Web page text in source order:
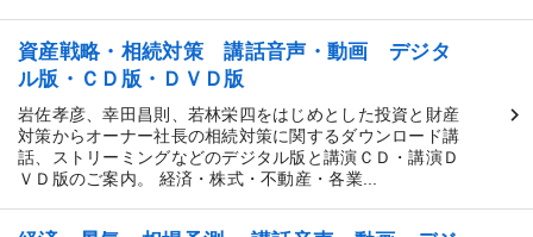
資産戦略・相続対策 講話音声・動画 デジタ
ル版・ＣＤ版・ＤＶＤ版
岩佐孝彦、幸田昌則、若林栄四をはじめとした投資と財産
対策からオーナー社長の相続対策に関するダウンロード講
話、ストリーミングなどのデジタル版と講演ＣＤ・講演Ｄ
ＶＤ版のご案内。 経済・株式・不動産・各業...